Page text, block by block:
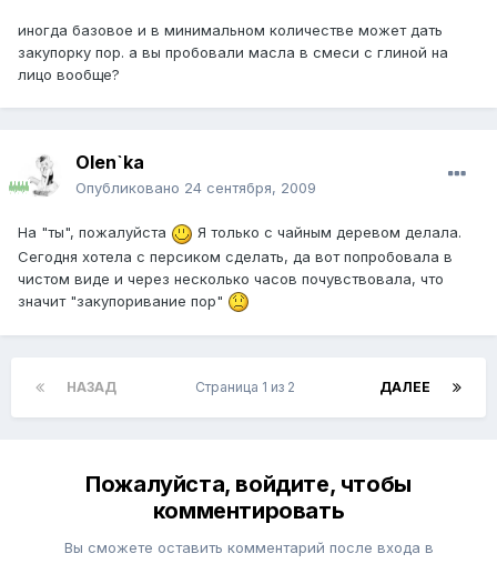
иногда базовое и в минимальном количестве может дать
закупорку пор. а вы пробовали масла в смеси с глиной на
лицо вообще?
Olen`ka
Опубликовано 24 сентября, 2009
На "ты", пожалуйста
Я только с чайным деревом делала.
Сегодня хотела с персиком сделать, да вот попробовала в
чистом виде и через несколько часов почувствовала, что
значит "закупоривание пор"
НАЗАД ДАЛЕЕ
Страница 1 из 2
Пожалуйста, войдите, чтобы
комментировать
Вы сможете оставить комментарий после входа в